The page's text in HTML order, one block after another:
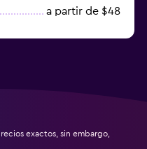
a partir de $48
exactos, sin embargo,